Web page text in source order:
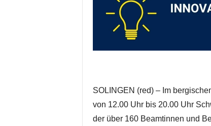
SOLINGEN (red) – Im
von 12.00 Uhr bis 20.00 Uhr
der über 160 Beamtinnen und